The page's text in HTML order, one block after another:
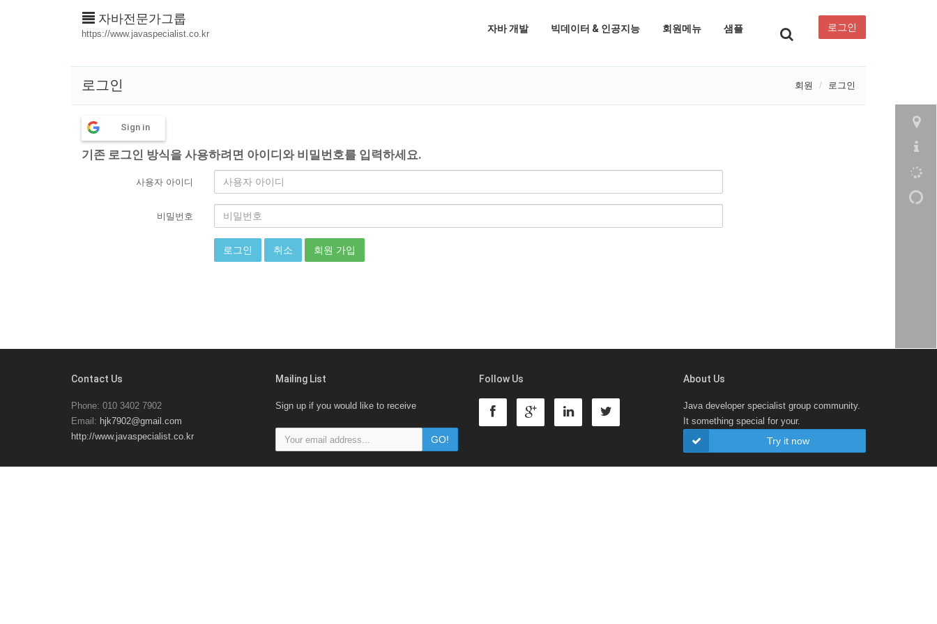
자바전문가그룹
https://www.javaspecialist.co.kr 자바 개발 빅데이터 & 인공지능 회원메뉴 샘플 로그인
로그인 회원 로그인
Sign in
기존 로그인 방식을 사용하려면 아이디와 비밀번호를 입력하세요.
사용자 아이디
비밀번호
회원 가입
Contact Us
Phone: 010 3402 7902
Email: hjk7902@gmail.com
http://www.javaspecialist.co.kr
Mailing List
Sign up if you would like to receive
Follow Us About Us
Java developer specialist group community.
It something special for your.
Try it now